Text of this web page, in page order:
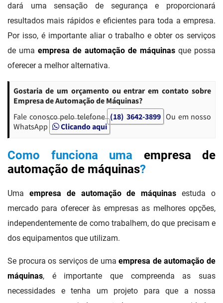
dará uma sensação de segurança e proporcionará
resultados mais rápidos e eficientes para toda a empresa.
Por isso, é importante aliar o trabalho e obter os serviços
de uma empresa de automação de máquinas que possa
oferecer a melhor alternativa.
Gostaria de um orçamento ou entrar em contato sobre
Empresa de Automação de Máquinas?
Fale conosco pelo telefone (18) 3642-3899 Ou em nosso
WhatsApp
Clicando aqui
Como funciona uma empresa de
automação de máquinas?
Uma empresa de automação de máquinas estuda o
mercado para oferecer às empresas as melhores opções,
independentemente de como trabalhem, do que precisam e
dos equipamentos que utilizam.
Se procura os serviços de umaempresa de automação de
máquinas, é importante que compreenda as suas
necessidades e tenha um projeto para que a nossa